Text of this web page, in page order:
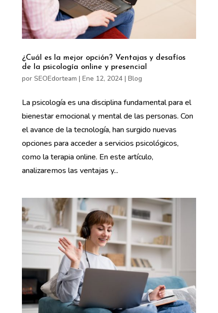
¿Cuál es la mejor opción? Ventajas y desafíos
de la psicología online y presencial
por SEOEdorteam | Ene 12, 2024| Blog
La psicología es una disciplina fundamental para el
bienestar emocional y mental de las personas. Con
el avance de la tecnología, han surgido nuevas
opciones para acceder a servicios psicológicos,
como la terapia online. En este artículo,
analizaremos las ventajas y...